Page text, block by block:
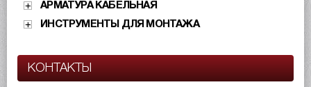
АРМАТУРА КАБЕЛЬНАЯ
ИНСТРУМЕНТЫ ДЛЯ МОНТАЖА
КОНТАКТЫ